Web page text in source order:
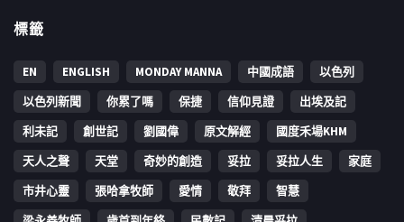
標籤
EN ENGLISH MONDAY MANNA 中國成語
以色列
以色列新聞
你累了嗎 保捷 信仰見證
出埃及記
利未記
創世記 劉國偉 原文解經
國度禾場KHM
天人之聲
天堂 奇妙的創造 妥拉 妥拉人生
家庭
市井心靈
張哈拿牧師 愛情 敬拜
智慧